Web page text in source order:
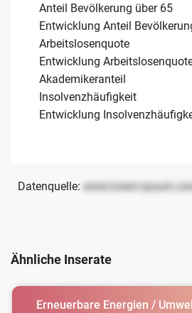
Anteil Bevölkerung über 65
Entwicklung Anteil
Arbeitslosenquote
Entwicklung
Akademikeranteil
Insolvenzhäufigkeit
Entwicklung
Datenquelle: www.lorem-
Ähnliche Inserate
Erneuerbare Energien /